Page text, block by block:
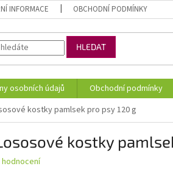
INFORMACE OBCHODNÍ PODMÍNKY
HLEDAT
osobních údajů
Obchodní podmínky
kostky pamlsek pro psy 120 g
kostky